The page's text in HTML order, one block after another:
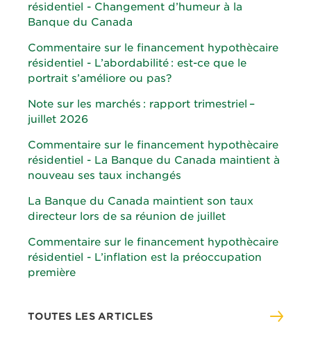
résidentiel - Changement d’humeur à la
Banque du Canada
Commentaire sur le financement hypothècaire
résidentiel - L’abordabilité : est-ce que le
portrait s’améliore ou pas?
Note sur les marchés : rapport trimestriel –
juillet 2026
Commentaire sur le financement hypothècaire
résidentiel - La Banque du Canada maintient à
nouveau ses taux inchangés
La Banque du Canada maintient son taux
directeur lors de sa réunion de juillet
Commentaire sur le financement hypothècaire
résidentiel - L’inflation est la préoccupation
première
TOUTES LES ARTICLES